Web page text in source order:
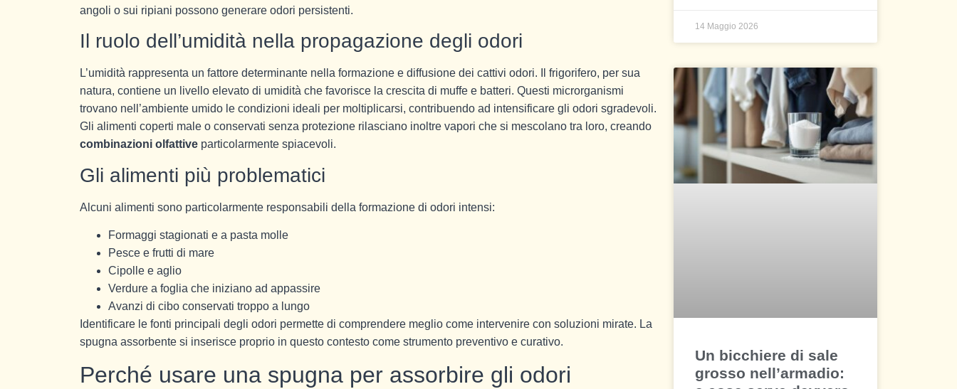
14 Maggio 2026
Un bicchiere di sale
grosso nell’armadio:
angoli o sui ripiani possono generare odori persistenti.
Il ruolo dell’umidità nella propagazione degli odori
L’umidità rappresenta un fattore determinante nella formazione e diffusione dei cattivi odori. Il frigorifero, per sua
natura, contiene un livello elevato di umidità che favorisce la crescita di muffe e batteri. Questi microrganismi
trovano nell’ambiente umido le condizioni ideali per moltiplicarsi, contribuendo ad intensificare gli odori sgradevoli.
Gli alimenti coperti male o conservati senza protezione rilasciano inoltre vapori che si mescolano tra loro, creando
combinazioni olfattive particolarmente spiacevoli.
Gli alimenti più problematici
Alcuni alimenti sono particolarmente responsabili della formazione di odori intensi:
Formaggi stagionati e a pasta molle
Pesce e frutti di mare
Cipolle e aglio
Verdure a foglia che iniziano ad appassire
Avanzi di cibo conservati troppo a lungo
Identificare le fonti principali degli odori permette di comprendere meglio come intervenire con soluzioni mirate. La
spugna assorbente si inserisce proprio in questo contesto come strumento preventivo e curativo.
Perché usare una spugna per assorbire gli odori